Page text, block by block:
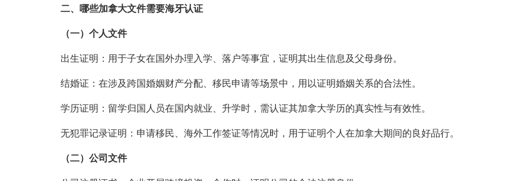
二、哪些加拿大文件需要海牙认证
（一）个人文件
出生证明：用于子女在国外办理入学、落户等事宜，证明其出生信息及父母身份。
结婚证：在涉及跨国婚姻财产分配、移民申请等场景中，用以证明婚姻关系的合法性。
学历证明：留学归国人员在国内就业、升学时，需认证其加拿大学历的真实性与有效性。
无犯罪记录证明：申请移民、海外工作签证等情况时，用于证明个人在加拿大期间的良好品行。
（二）公司文件